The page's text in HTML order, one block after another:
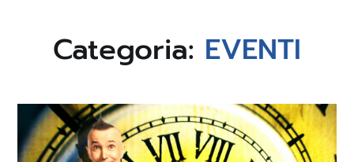
Categoria: EVENTI